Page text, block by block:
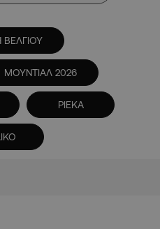
ΒΕΛΓΙΟΥ
ΜΟΥΝΤΙΑΛ 2026
ΡΙΕΚΑ